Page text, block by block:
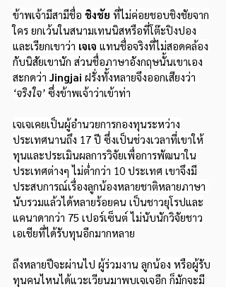
ข้าพเจ้ามีสามีชื่อ ชิงชัย ที่ไม่ค่อยชอบชิงชัยจาก
ใคร ยกเว้นในสนามเทนนิสหรือที่โต๊ะปิงปอง
และเรียกเขาว่า เจเจ แทนชื่อจริงที่ไม่สอดคล้อง
กับนิสัยเขานัก ส่วนชื่อภาษาอังกฤษนั้นเขาเอง
สะกดว่า Jingjai ฝรั่งทั้งหลายจึงออกเสียงว่า
‘จริงใจ’ ซึ่งข้าพเจ้าว่าเข้าท่า
เจเจเคยเป็นผู้อำนวยการกองทุนระหว่าง
ประเทศนานถึง 17 ปี ซึ่งเป็นช่วงเวลาที่เขาให้
ทุนและประเมินผลการวิจัยเพื่อการพัฒนาใน
ประเทศต่างๆ ไม่ต่ำกว่า 10 ประเทศ เขาจึงมี
ประสบการณ์เรื่องลูกน้องหลายชาติหลายภาษา
นับรวมแล้วได้หลายร้อยคน เป็นชาวยุโรปและ
แคนาดากว่า 75 เปอร์เซ็นต์ ไม่นับนักวิจัยชาว
เอเชียที่ได้รับทุนอีกมากหลาย
ถึงหลายปีจะผ่านไป ผู้ร่วมงาน ลูกน้อง หรือผู้รับ
ทุนคนไหนได้แวะเวียนมาพบเจเจอีก ก็มักจะมี